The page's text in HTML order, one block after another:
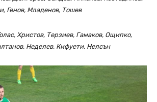
Генов, Младенов, Тошев
Христов, Терзиев, Гамаков, Ощипко,
Неделев, Кифуети, Нелсън